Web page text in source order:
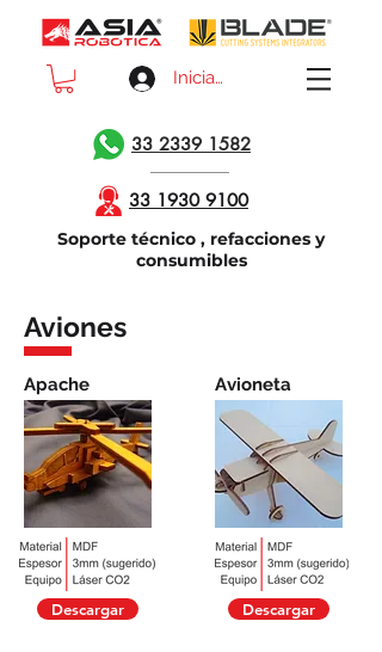
Iniciar sesión
33 2339 1582
33 1930 9100
Soporte técnico , refacciones y
consumibles
Aviones
Apache
Descargar
Avioneta
Descargar